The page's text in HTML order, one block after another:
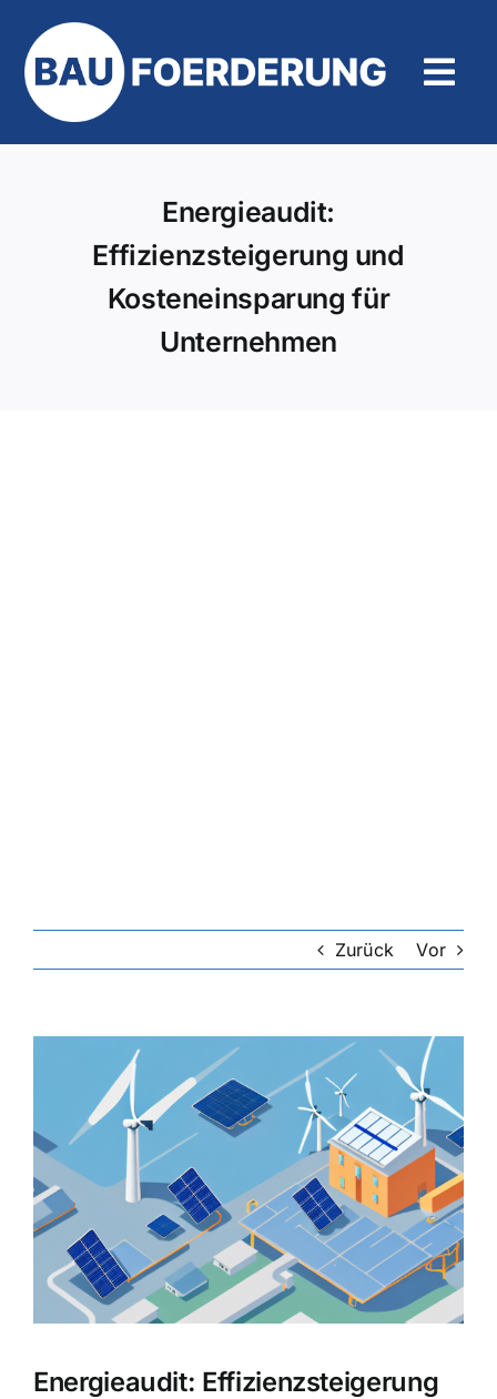
Inhalt
springen
Energieaudit:
Effizienzsteigerung und
Kosteneinsparung für
Unternehmen
Zurück Vor
grösseres
Energieaudit: Effizienzsteigerung